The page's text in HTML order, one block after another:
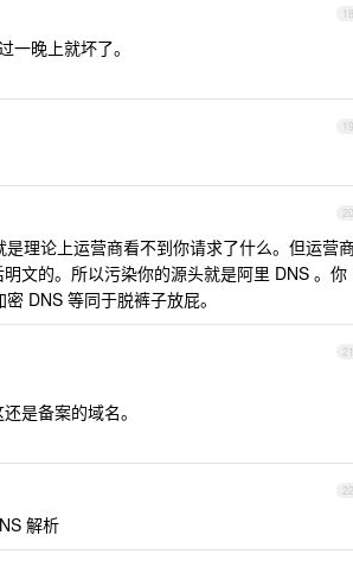
18
晚上就坏了。
19
20
理论上运营商看不到你请求了什么。但运营
文的。所以污染你的源头就是阿里 DNS 。你
DNS 等同于脱裤子放屁。
21
是备案的域名。
22
解析